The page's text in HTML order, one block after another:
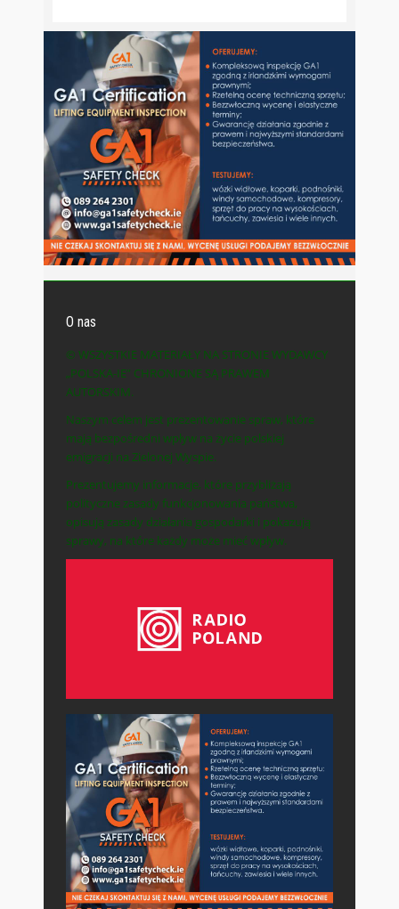
O nas
© WSZYSTKIE MATERIAŁY NA STRONIE WYDAWCY
„POLSKA-IE” CHRONIONE SĄ PRAWEM
AUTORSKIM.
Naszym celem jest prezentowanie spraw, które
mają bezpośredni wpływ na życie polskiej
emigracji na Zielonej Wyspie.
Prezentujemy informacje, które przybliżają
polityczne zasady funkcjonowania państwa,
opisują zasady działania gospodarki i pokazują
sprawy, na które każdy może mieć wpływ.